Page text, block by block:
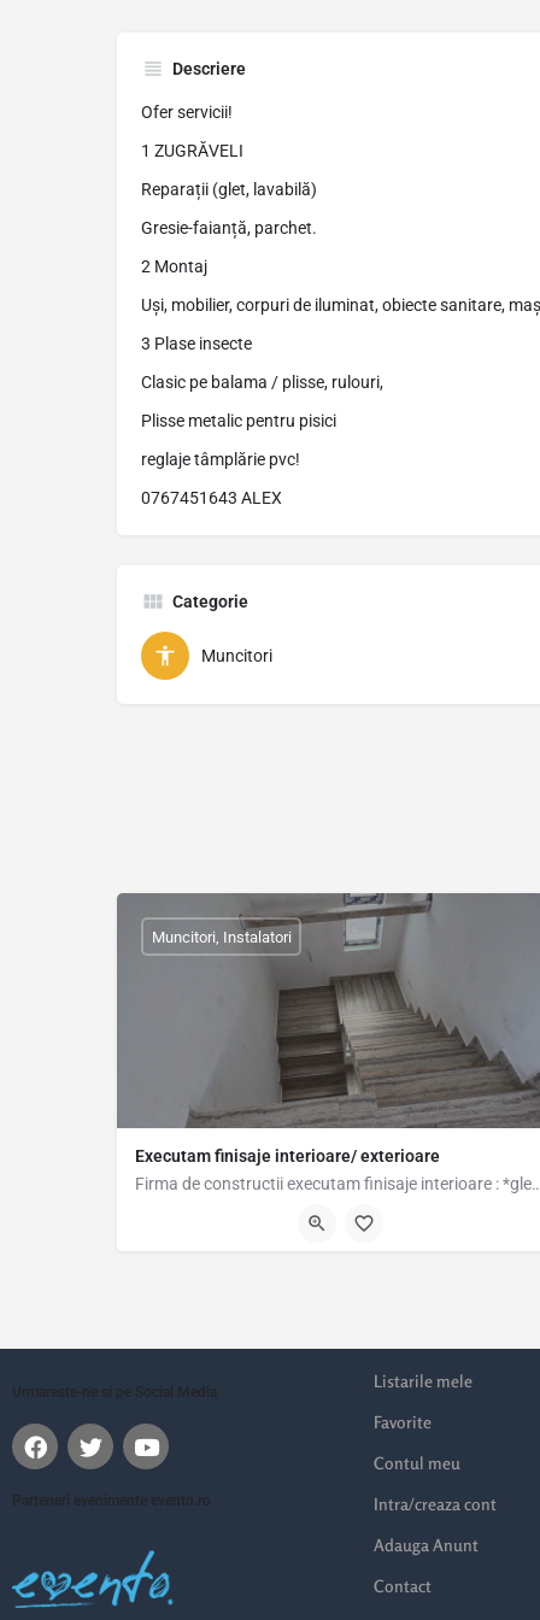
Descriere
Ofer servicii!
1 ZUGRĂVELI
Reparații (glet, lavabilă)
Gresie-faianță, parchet.
2 Montaj
Uși, mobilier, corpuri de iluminat, obiecte sanitare,
3 Plase insecte
Clasic pe balama / plisse, rulouri,
Plisse metalic pentru pisici
reglaje tâmplărie pvc!
0767451643 ALEX
Categorie
Muncitori
Executam finisaje interioare/ exterioare
Firma de constructii executam
Muncitori, Instalatori
Urmareste-ne si pe Social Media
Parteneri evenimente evento.ro
Listarile mele
Favorite
Contul meu
Intra/creaza cont
Adauga Anunt
Contact